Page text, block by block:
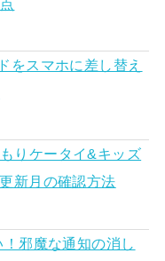
をスマホに差し替え
りケータイ&キッズ
新月の確認方法
邪魔な通知の消し